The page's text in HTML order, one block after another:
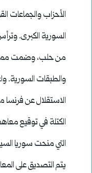
الأحزاب والجماعات
السورية الكبرى.
من حلب، وضمت
والطبقات السورية.
الاستقلال عن
التي منحت سوريا
يتم التصديق على